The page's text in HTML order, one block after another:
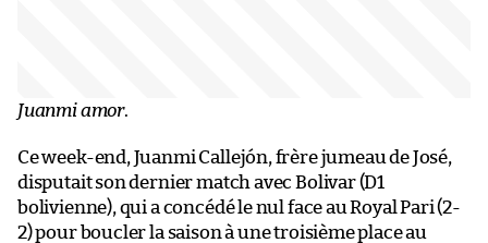
Juanmi amor.
Ce week-end, Juanmi Callejón, frère jumeau de José,
disputait son dernier match avec Bolivar (D1
bolivienne), qui a concédé le nul face au Royal Pari (2-
2) pour boucler la saison à une troisième place au